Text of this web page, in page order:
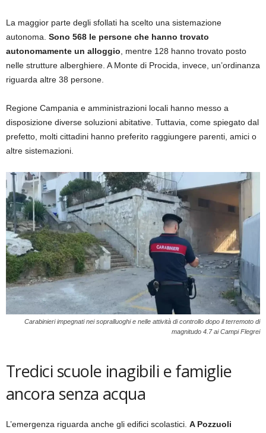
La maggior parte degli sfollati ha scelto una sistemazione
autonoma. Sono 568 le persone che hanno trovato
autonomamente un alloggio , mentre 128 hanno trovato posto
nelle strutture alberghiere. A Monte di Procida, invece, un’ordinanza
riguarda altre 38 persone.
Regione Campania e amministrazioni locali hanno messo a
disposizione diverse soluzioni abitative. Tuttavia, come spiegato dal
prefetto, molti cittadini hanno preferito raggiungere parenti, amici o
altre sistemazioni.
Carabinieri impegnati nei sopralluoghi e nelle attività di controllo dopo il terremoto di
magnitudo 4.7 ai Campi Flegrei
Tredici scuole inagibili e famiglie
ancora senza acqua
L’emergenza riguarda anche gli edifici scolastici. A Pozzuoli